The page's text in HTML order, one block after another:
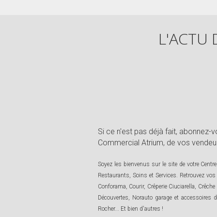
L'ACTU
Si ce n'est pas déjà fait, abonnez-
Commercial Atrium, de vos
Soyez les bienvenus sur le site de votre
Restaurants, Soins et Services. Retrouvez
Conforama, Courir, Crêperie Ciuciarella,
Découvertes, Norauto garage et
Rocher... Et bien d'autres !